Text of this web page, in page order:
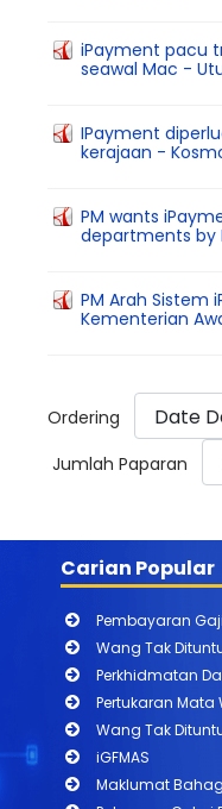
iPayment pacu
seawal Mac -
IPayment
kerajaan -
PM wants
departments by
PM Arah Sistem
Kementerian
Ordering
Jumlah Paparan
Carian Popular
Pembayaran Gaji
Wang Tak
Perkhidmatan
Pertukaran Mata
Wang Tak
iGFMAS
Maklumat